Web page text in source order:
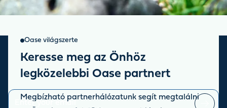
Oase világszerte
Keresse meg az Önhöz
legközelebbi Oase partnert
Megbízható partnerhálózatunk segít megtalálni
Sign up for our newsletter